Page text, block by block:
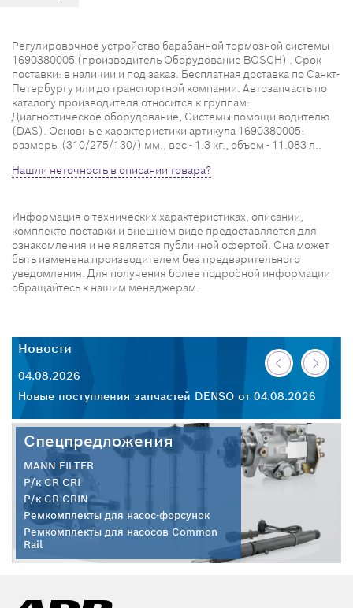
Регулировочное устройство барабанной тормозной системы
1690380005 (производитель Оборудование BOSCH) . Срок
поставки: в наличии и под заказ. Бесплатная доставка по Санкт-
Петербургу или до транспортной компании. Автозапчасть по
каталогу производителя относится к группам:
Диагностическое оборудование, Системы помощи водителю
(DAS). Основные характеристики артикула 1690380005:
размеры (310/275/130/) мм., вес - 1.3 кг., объем - 11.083 л..
Нашли неточность в описании товара?
Информация о технических характеристиках, описании,
комплекте поставки и внешнем виде предоставляется для
ознакомления и не является публичной офертой. Она может
быть изменена производителем без предварительного
уведомления. Для получения более подробной информации
обращайтесь к нашим менеджерам.
Новости
04.08.2026
Новые поступления запчастей DENSO от 04.08.2026
Спецпредложения
MANN FILTER
Р/к CR CRI
Р/к CR CRIN
Ремкомплекты для насос-форсунок
Ремкомплекты для насосов Common
Rail